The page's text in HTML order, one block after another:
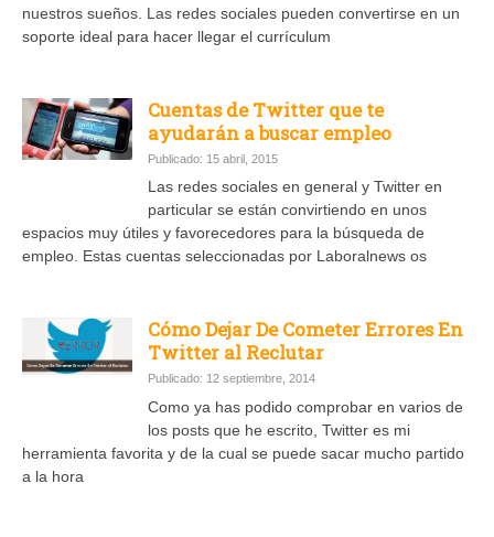
nuestros sueños. Las redes sociales pueden convertirse en un
soporte ideal para hacer llegar el currículum
Cuentas de Twitter que te
ayudarán a buscar empleo
Publicado: 15 abril, 2015
Las redes sociales en general y Twitter en
particular se están convirtiendo en unos
espacios muy útiles y favorecedores para la búsqueda de
empleo. Estas cuentas seleccionadas por Laboralnews os
Cómo Dejar De Cometer Errores En
Twitter al Reclutar
Publicado: 12 septiembre, 2014
Como ya has podido comprobar en varios de
los posts que he escrito, Twitter es mi
herramienta favorita y de la cual se puede sacar mucho partido
a la hora